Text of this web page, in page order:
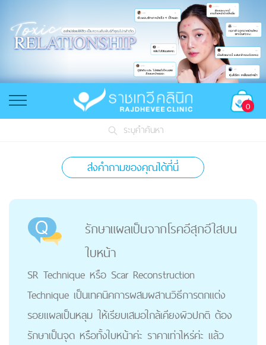
0
ระบุคำค้นหา
ส่งคำถามของคุณได้ที่นี่
รักษาแผลเป็นจากโรคอีสุกอีใสบน
ใบหน้า
SR Technique หรือ Scar Reconstruction
Technique เป็นเทคนิคการผสมผสานวิธีการตกแต่ง
รอยแผลเป็นหลุม ให้เรียบเสมอใกล้เคียงผิวปกติ ต้อง
รักษาเป็นจุด หรือทั้งใบหน้าค่ะ ราคาเท่าไหร่ค่ะ แล้ว